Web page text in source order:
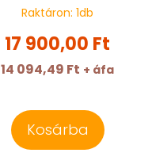
Raktáron: 1db
17 900,00 Ft
14 094,49 Ft + áfa
Kosárba